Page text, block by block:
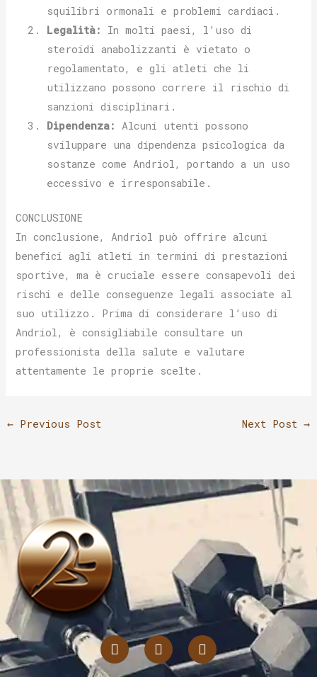
squilibri ormonali e problemi cardiaci.
Legalità:
In molti paesi, l’uso di
steroidi anabolizzanti è vietato o
regolamentato, e gli atleti che li
utilizzano possono correre il rischio di
sanzioni disciplinari.
Dipendenza: Alcuni utenti possono
sviluppare una dipendenza psicologica da
sostanze come Andriol, portando a un uso
eccessivo e irresponsabile.
CONCLUSIONE
In conclusione, Andriol può offrire alcuni
benefici agli atleti in termini di prestazioni
sportive, ma è cruciale essere consapevoli dei
rischi e delle conseguenze legali associate al
suo utilizzo. Prima di considerare l’uso di
Andriol, è consigliabile consultare un
professionista della salute e valutare
attentamente le proprie scelte.
←Previous Post Next Post→
I
n
T
i
k
L
i
n